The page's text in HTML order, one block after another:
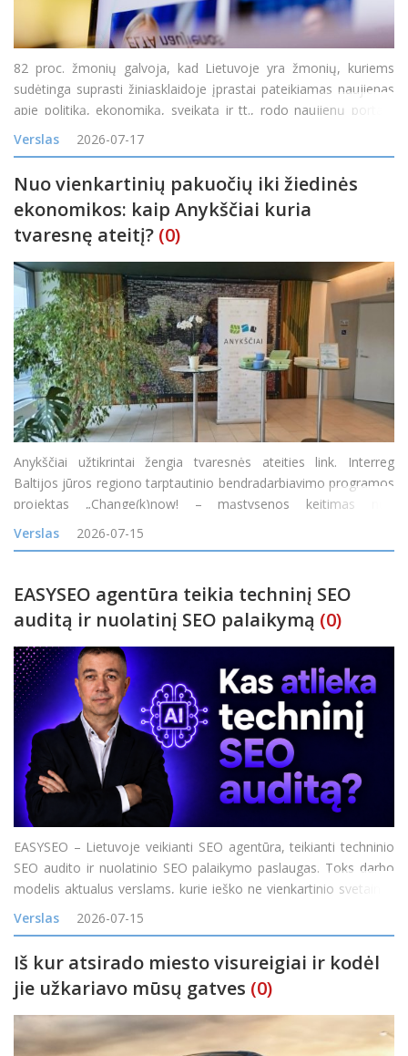
82 proc. žmonių galvoja, kad Lietuvoje yra žmonių, kuriems
sudėtinga suprasti žiniasklaidoje įprastai pateikiamas naujienas
apie politiką, ekonomiką, sveikatą ir tt., rodo naujienų portalo
„Delfi“ užsakymu atliktas reprezentatyvus „Spinter“ tyrimas. 71
proc. mano, kad y
Verslas 2026-07-17
Nuo vienkartinių pakuočių iki žiedinės
ekonomikos: kaip Anykščiai kuria
tvaresnę ateitį? (0)
Anykščiai užtikrintai žengia tvaresnės ateities link. Interreg
Baltijos jūros regiono tarptautinio bendradarbiavimo programos
projektas „Change(k)now! – mąstysenos keitimas nuo
vienkartinio naudojimo į žiedines arba daugkartinio naudojimo
maisto pristatymo sistemas Baltijos jūros
Verslas 2026-07-15
EASYSEO agentūra teikia techninį SEO
auditą ir nuolatinį SEO palaikymą (0)
EASYSEO – Lietuvoje veikianti SEO agentūra, teikianti techninio
SEO audito ir nuolatinio SEO palaikymo paslaugas. Toks darbo
modelis aktualus verslams, kurie ieško ne vienkartinio svetainės
problemų sąrašo, o komandos, galinčios nustatyti SEO
problemas, padėti jas išspręst
Verslas 2026-07-15
Iš kur atsirado miesto visureigiai ir kodėl
jie užkariavo mūsų gatves (0)